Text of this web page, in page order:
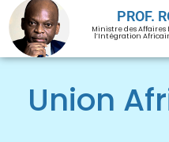
PROF.
Ministre des Affaires
l’Intégration
Union